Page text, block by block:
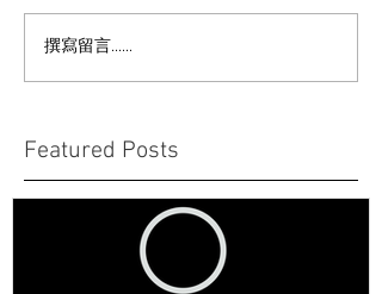
撰寫留言......
Featured Posts